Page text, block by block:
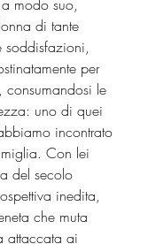
modo suo,
di tante
soddisfazioni,
per
consumandosi le
uno di quei
incontrato
Con lei
del secolo
inedita,
che muta
attaccata ai